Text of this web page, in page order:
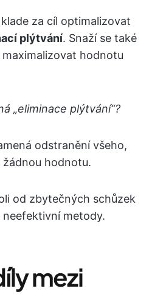
za cíl optimalizovat
plýtvání. Snaží se také
hodnotu
„eliminace plýtvání“?
odstranění všeho,
hodnotu.
od zbytečných schůzek
metody.
mezi